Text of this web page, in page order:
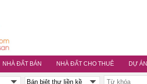
NHÀ ĐẤT BÁN NHÀ ĐẤT CHO THUÊ DỰ